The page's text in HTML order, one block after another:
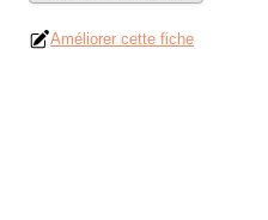
Améliorer cette fiche